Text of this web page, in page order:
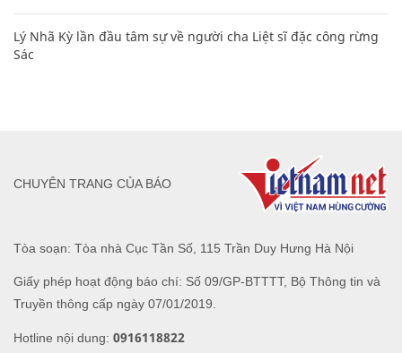
Lý Nhã Kỳ lần đầu tâm sự về người cha Liệt sĩ đặc công rừng
Sác
Tòa soạn: Tòa nhà Cục Tần Số, 115 Trần Duy Hưng Hà Nội
Giấy phép hoạt động báo chí: Số 09/GP-BTTTT, Bộ Thông tin và
Truyền thông cấp ngày 07/01/2019.
Hotline nội dung: 0916118822
CHUYÊN TRANG CỦA BÁO